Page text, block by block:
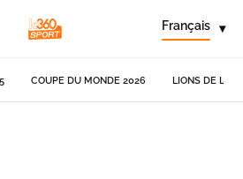
Français ▾
COUPE DU MONDE 2026 LIONS DE